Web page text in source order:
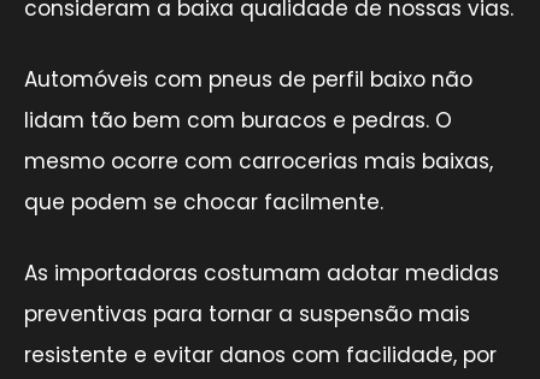
consideram a baixa qualidade de nossas vias.
Automóveis com pneus de perfil baixo não
lidam tão bem com buracos e pedras. O
mesmo ocorre com carrocerias mais baixas,
que podem se chocar facilmente.
As importadoras costumam adotar medidas
preventivas para tornar a suspensão mais
resistente e evitar danos com facilidade, por